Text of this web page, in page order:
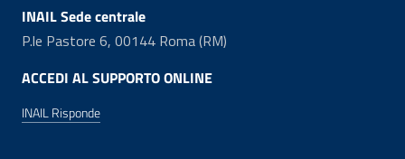
INAIL Sede centrale
P.le Pastore 6, 00144 Roma (RM)
ACCEDI AL SUPPORTO ONLINE
INAIL Risponde